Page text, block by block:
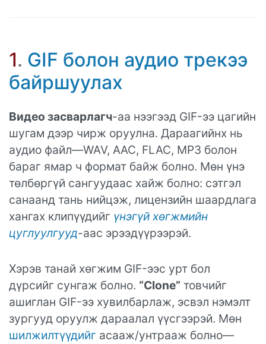
1. GIF болон аудио трекээ
байршуулах
Видео засварлагч-аа нээгээд GIF-ээ цагийн
шугам дээр чирж оруулна. Дараагийнх нь
аудио файл—WAV, AAC, FLAC, MP3 болон
бараг ямар ч формат байж болно. Мөн үнэ
төлбөргүй сангуудаас хайж болно: сэтгэл
санаанд тань нийцэж, лицензийн шаардлага
хангах клипүүдийг үнэгүй хөгжмийн
цуглуулгууд-аас эрээдүүрээрэй.
Хэрэв танай хөгжим GIF-ээс урт бол
дүрсийг сунгаж болно. “Clone” товчийг
ашиглан GIF-ээ хувилбарлаж, эсвэл нэмэлт
зургууд оруулж дараалал үүсгээрэй. Мөн
шилжилтүүдийг асааж/унтрааж болно—